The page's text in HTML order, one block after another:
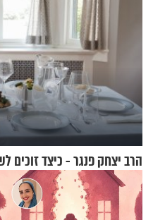
הרב יצחק פנגר - כיצד